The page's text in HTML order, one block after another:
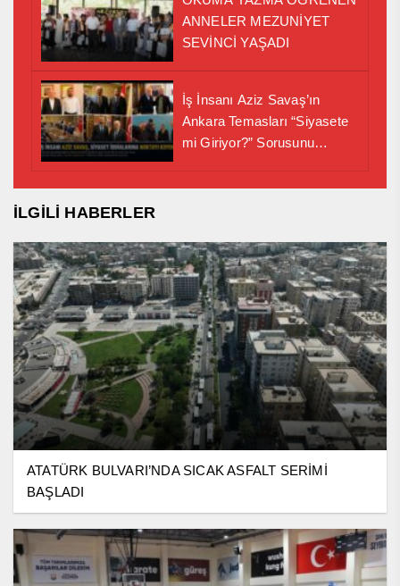
ANNELER MEZUNİYET
SEVİNCİ YAŞADI
İş İnsanı Aziz Savaş’ın
Ankara Temasları “Siyasete
mi Giriyor?” Sorusunu
İLGİLİ HABERLER
ATATÜRK BULVARI’NDA SICAK ASFALT SERİMİ
BAŞLADI